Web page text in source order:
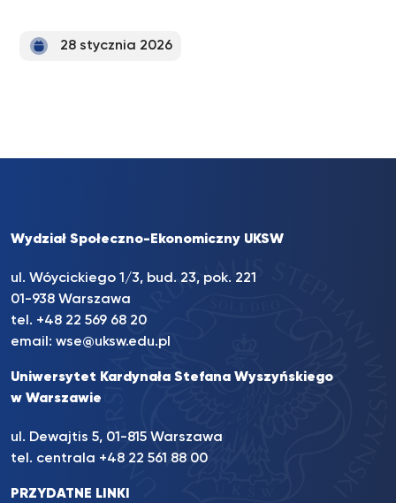
28 stycznia 2026
Wydział Społeczno-Ekonomiczny UKSW
ul. Wóycickiego 1/3, bud. 23, pok. 221
01-938 Warszawa
tel. +48 22 569 68 20
email: wse@uksw.edu.pl
Uniwersytet Kardynała Stefana Wyszyńskiego
w Warszawie
ul. Dewajtis 5, 01-815 Warszawa
tel. centrala +48 22 561 88 00
PRZYDATNE LINKI